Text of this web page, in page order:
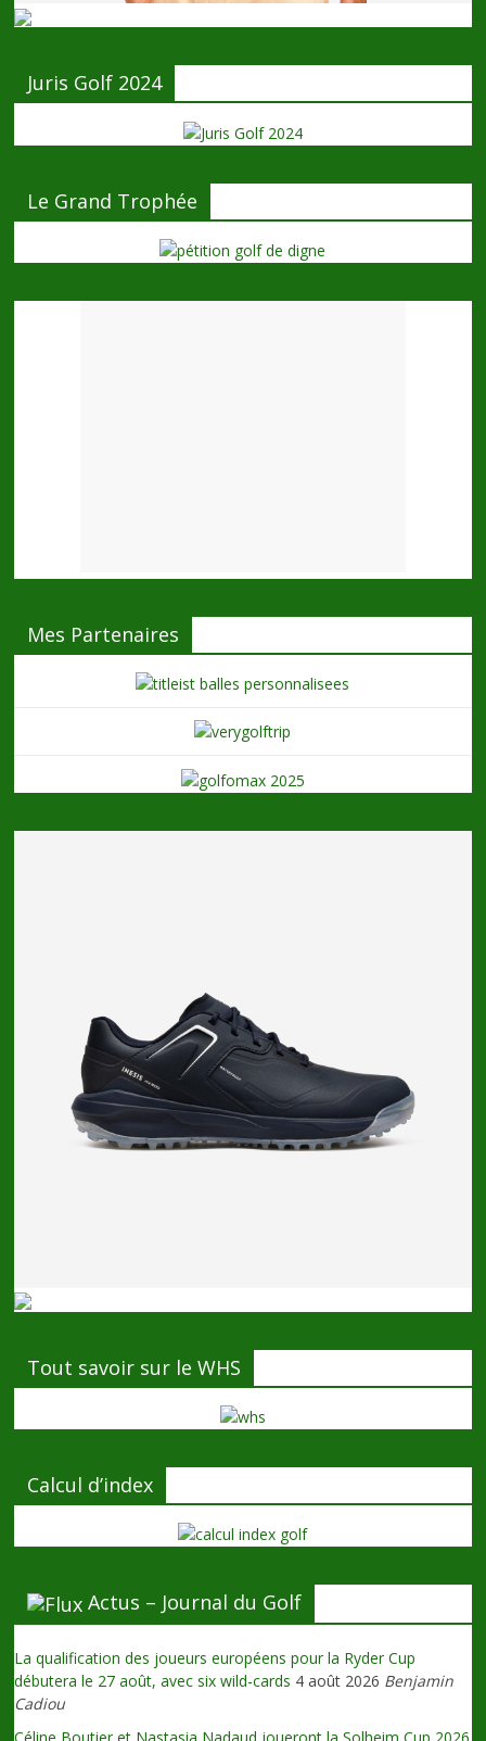
Juris Golf 2024
Le Grand Trophée
Mes Partenaires
Tout savoir sur le WHS
Calcul d’index
Actus – Journal du Golf
La qualification des joueurs européens pour la Ryder Cup
débutera le 27 août, avec six wild-cards 4 août 2026 Benjamin
Cadiou